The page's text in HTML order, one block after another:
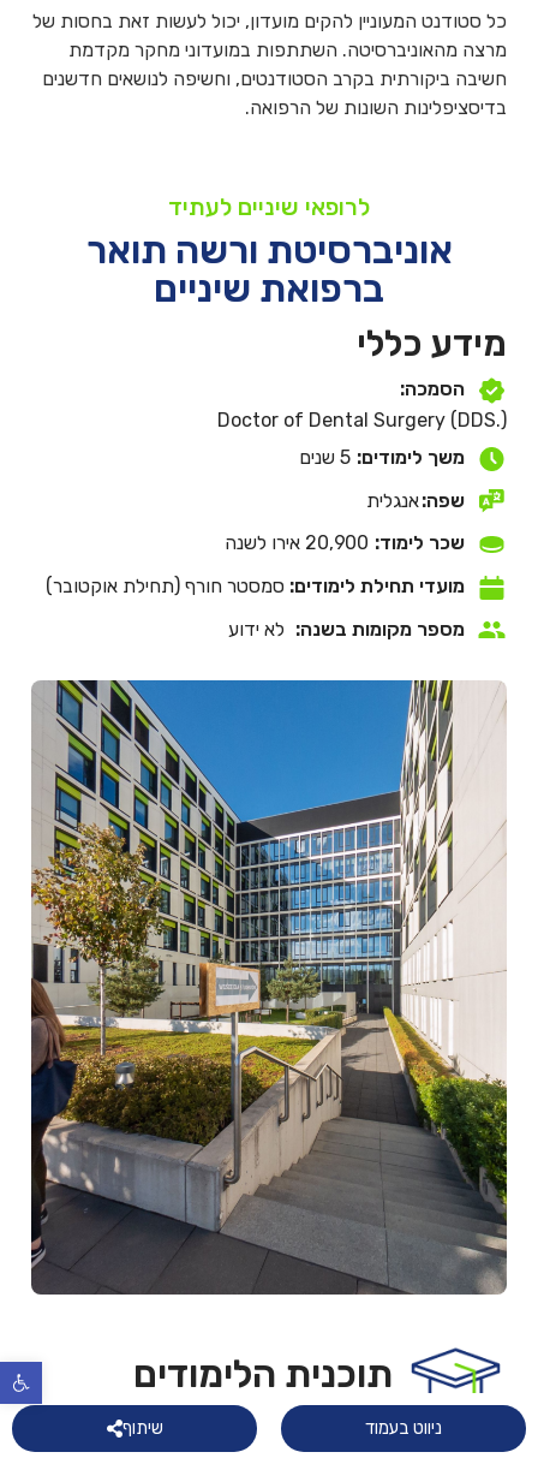
כל סטודנט המעוניין להקים מועדון, יכול לעשות זאת בחסות של
מרצה מהאוניברסיטה. השתתפות במועדוני מחקר מקדמת
חשיבה ביקורתית בקרב הסטודנטים, וחשיפה לנושאים חדשנים
בדיסציפלינות השונות של הרפואה.
לרופאי שיניים לעתיד
אוניברסיטת ורשה תואר
ברפואת שיניים
מידע כללי
הסמכה:
Doctor of Dental Surgery (DDS.)
משך לימודים: 5 שנים
שפה: אנגלית
שכר לימוד: 20,900 אירו לשנה
מועדי תחילת לימודים: סמסטר חורף (תחילת אוקטובר)
מספר מקומות בשנה: לא ידוע
תוכנית הלימודים
לימודי רפואת שיניים נמשכים כ-5 שנים, וכוללים 300 ECTS
ניווט בעמוד שיתוף